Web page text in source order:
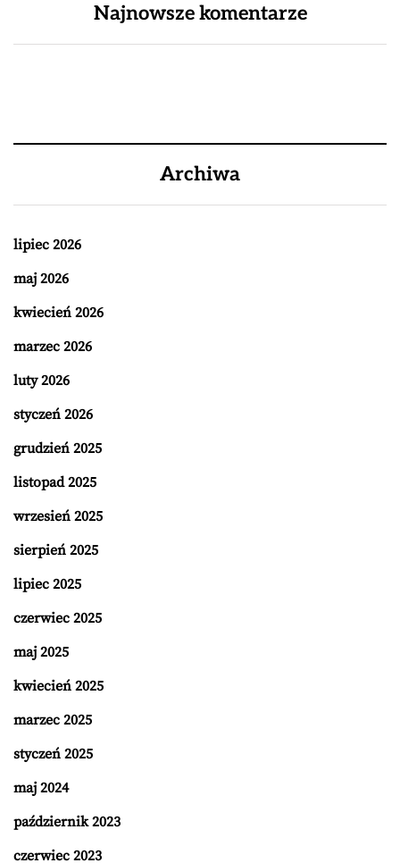
Najnowsze komentarze
Archiwa
lipiec 2026
maj 2026
kwiecień 2026
marzec 2026
luty 2026
styczeń 2026
grudzień 2025
listopad 2025
wrzesień 2025
sierpień 2025
lipiec 2025
czerwiec 2025
maj 2025
kwiecień 2025
marzec 2025
styczeń 2025
maj 2024
październik 2023
czerwiec 2023